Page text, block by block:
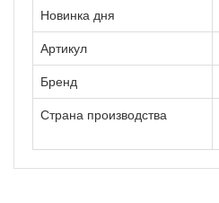
Новинка дня
Артикул
Бренд
Страна производства